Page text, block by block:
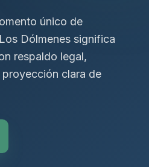
único de
Dólmenes significa
respaldo legal,
clara de